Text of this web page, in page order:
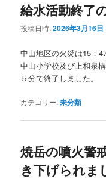
給水活動終了
投稿日時:2026年3月16日
中山地区の火災は15：
中山小学校及び上和泉
５分で終了しました。
カテゴリー:未分類
焼岳の噴火警
き下げられま